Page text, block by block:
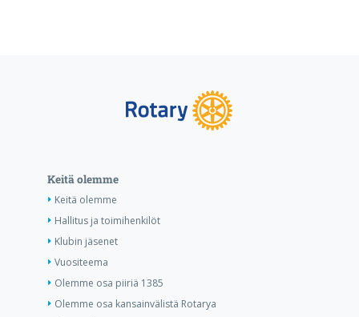
Keitä olemme
Keitä olemme
Hallitus ja toimihenkilöt
Klubin jäsenet
Vuositeema
Olemme osa piiriä 1385
Olemme osa kansainvälistä Rotarya